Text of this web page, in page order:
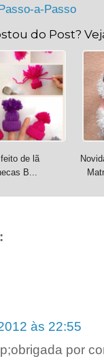
Passo-a-Passo
do Post?
de lã
B...
às 22:55
por